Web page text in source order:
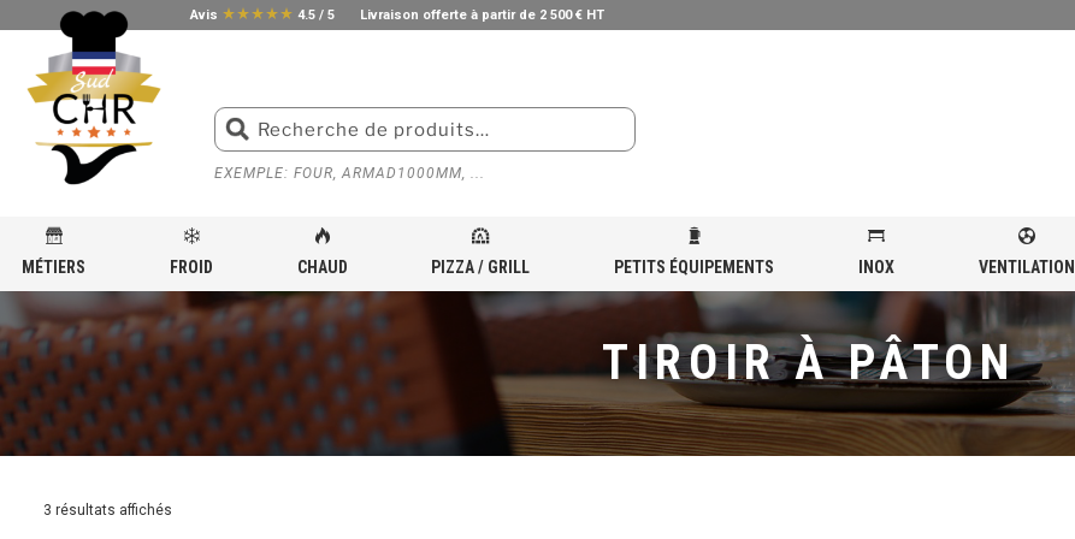
Avis star_ratestar_ratestar_ratestar_ratestar_rate 4.5 / 5 Livraison offerte à partir de 2 500 € HT
EXEMPLE: FOUR, ARMAD1000MM, ...
MÉTIERS FROID CHAUD PIZZA / GRILL PETITS ÉQUIPEMENTS INOX VENTILATION
ACCUEIL »ÉQUIPEMENT INOX POUR CUISINE PROFESSIONNELLE ARMOIRE TIROIR»
TIROIR À PÂTON
3 résultats affichés